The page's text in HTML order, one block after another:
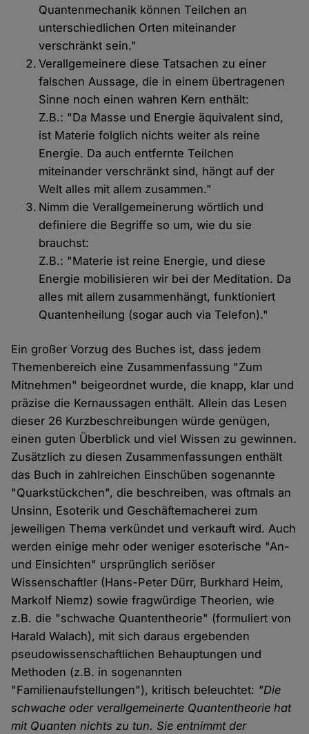
Quantenmechanik können Teilchen an
unterschiedlichen Orten miteinander
verschränkt sein."
Verallgemeinere diese Tatsachen zu einer
falschen Aussage, die in einem übertragenen
Sinne noch einen wahren Kern enthält:
Z.B.: "Da Masse und Energie äquivalent sind,
ist Materie folglich nichts weiter als reine
Energie. Da auch entfernte Teilchen
miteinander verschränkt sind, hängt auf der
Welt alles mit allem zusammen."
Nimm die Verallgemeinerung wörtlich und
definiere die Begriffe so um, wie du sie
brauchst:
Z.B.: "Materie ist reine Energie, und diese
Energie mobilisieren wir bei der Meditation. Da
alles mit allem zusammenhängt, funktioniert
Quantenheilung (sogar auch via Telefon)."
Ein großer Vorzug des Buches ist, dass jedem
Themenbereich eine Zusammenfassung "Zum
Mitnehmen" beigeordnet wurde, die knapp, klar und
präzise die Kernaussagen enthält. Allein das Lesen
dieser 26 Kurzbeschreibungen würde genügen,
einen guten Überblick und viel Wissen zu gewinnen.
Zusätzlich zu diesen Zusammenfassungen enthält
das Buch in zahlreichen Einschüben sogenannte
"Quarkstückchen", die beschreiben, was oftmals an
Unsinn, Esoterik und Geschäftemacherei zum
jeweiligen Thema verkündet und verkauft wird. Auch
werden einige mehr oder weniger esoterische "An-
und Einsichten" ursprünglich seriöser
Wissenschaftler (Hans-Peter Dürr, Burkhard Heim,
Markolf Niemz) sowie fragwürdige Theorien, wie
z.B. die "schwache Quantentheorie" (formuliert von
Harald Walach), mit sich daraus ergebenden
pseudowissenschaftlichen Behauptungen und
Methoden (z.B. in sogenannten
"Familienaufstellungen"), kritisch beleuchtet: "Die
schwache oder verallgemeinerte Quantentheorie hat
mit Quanten nichts zu tun. Sie entnimmt der